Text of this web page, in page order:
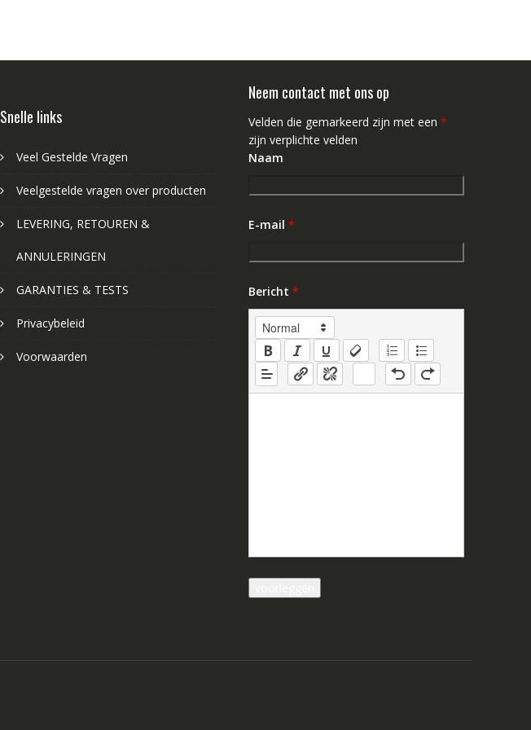
Snelle links
Veel Gestelde Vragen
Veelgestelde vragen over producten
LEVERING, RETOUREN &
ANNULERINGEN
GARANTIES & TESTS
Privacybeleid
Voorwaarden
Neem contact met ons op
Velden die gemarkeerd zijn met een *
zijn verplichte velden
Naam
E-mail *
Bericht *